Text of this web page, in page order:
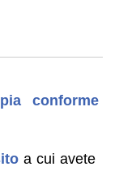
conforme
a cui avete